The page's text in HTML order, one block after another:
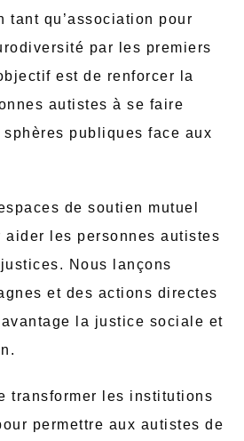
tant qu’association pour
par les premiers
est de renforcer la
autistes à se faire
publiques face aux
de soutien mutuel
aider les personnes autistes
Nous lançons
et des actions directes
la justice sociale et
transformer les institutions
permettre aux autistes de